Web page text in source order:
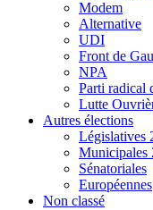
Modem
Alternative
UDI
Front de
NPA
Parti radical
Lutte
Autres élections
Législatives
Municipales
Sénatoriales
Européennes
Non classé